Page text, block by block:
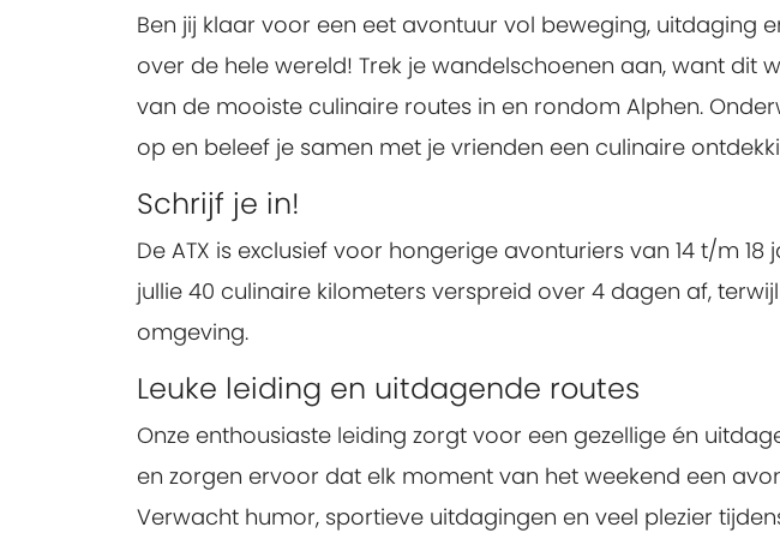
Ben jij klaar voor een eet avontuur vol beweging, uitdaging
over de hele wereld! Trek je wandelschoenen aan, want dit
van de mooiste culinaire routes in en rondom Alphen.
op en beleef je samen met je vrienden een culinaire
Schrijf je in!
De ATX is exclusief voor hongerige avonturiers van 14 t/m
jullie 40 culinaire kilometers verspreid over 4 dagen af,
omgeving.
Leuke leiding en uitdagende routes
Onze enthousiaste leiding zorgt voor een gezellige én
en zorgen ervoor dat elk moment van het weekend een
Verwacht humor, sportieve uitdagingen en veel plezier